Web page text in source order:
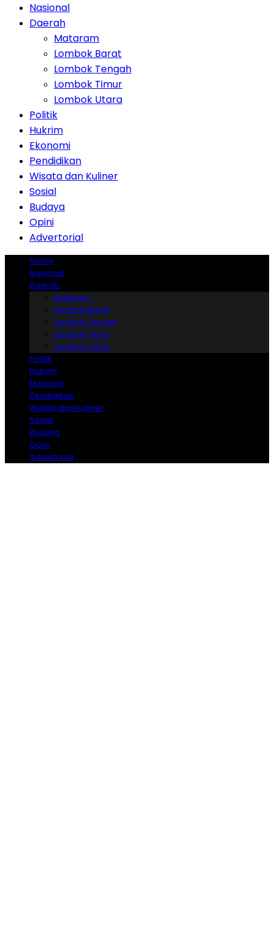
Nasional
Daerah
Mataram
Lombok Barat
Lombok Tengah
Lombok Timur
Lombok Utara
Politik
Hukrim
Ekonomi
Pendidikan
Wisata dan Kuliner
Sosial
Budaya
Opini
Advertorial
Home
Nasional
Daerah
Mataram
Lombok Barat
Lombok Tengah
Lombok Timur
Lombok Utara
Politik
Hukrim
Ekonomi
Pendidikan
Wisata dan Kuliner
Sosial
Budaya
Opini
Advertorial